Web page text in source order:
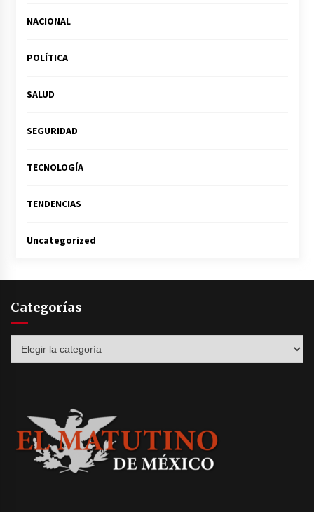
NACIONAL
POLÍTICA
SALUD
SEGURIDAD
TECNOLOGÍA
TENDENCIAS
Uncategorized
Categorías